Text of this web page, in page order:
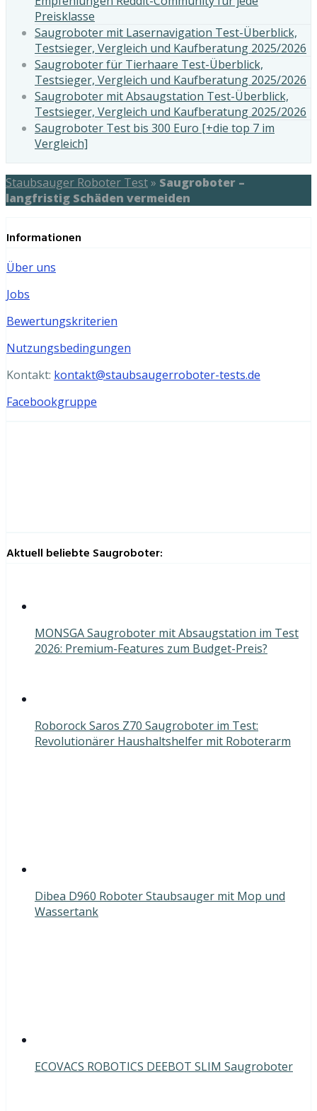
Preisklasse
Saugroboter mit Lasernavigation Test-Überblick,
Testsieger, Vergleich und Kaufberatung 2025/2026
Saugroboter für Tierhaare Test-Überblick,
Testsieger, Vergleich und Kaufberatung 2025/2026
Saugroboter mit Absaugstation Test-Überblick,
Testsieger, Vergleich und Kaufberatung 2025/2026
Saugroboter Test bis 300 Euro [+die top 7 im
Vergleich]
Staubsauger Roboter Test» Saugroboter –
langfristig Schäden vermeiden
Informationen
Über uns
Jobs
Bewertungskriterien
Nutzungsbedingungen
Kontakt: kontakt@staubsaugerroboter-tests.de
Facebookgruppe
Aktuell beliebte Saugroboter:
MONSGA Saugroboter mit Absaugstation im Test
2026: Premium-Features zum Budget-Preis?
Roborock Saros Z70 Saugroboter im Test:
Revolutionärer Haushaltshelfer mit Roboterarm
Dibea D960 Roboter Staubsauger mit Mop und
Wassertank
ECOVACS ROBOTICS DEEBOT SLIM Saugroboter